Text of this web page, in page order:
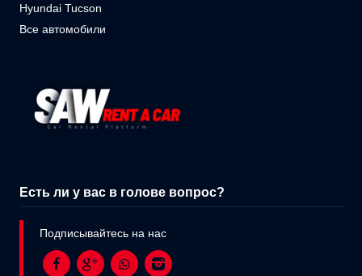
Hyundai Tucson
Все автомобили
Есть ли у вас в голове вопрос?
Подписывайтесь на нас